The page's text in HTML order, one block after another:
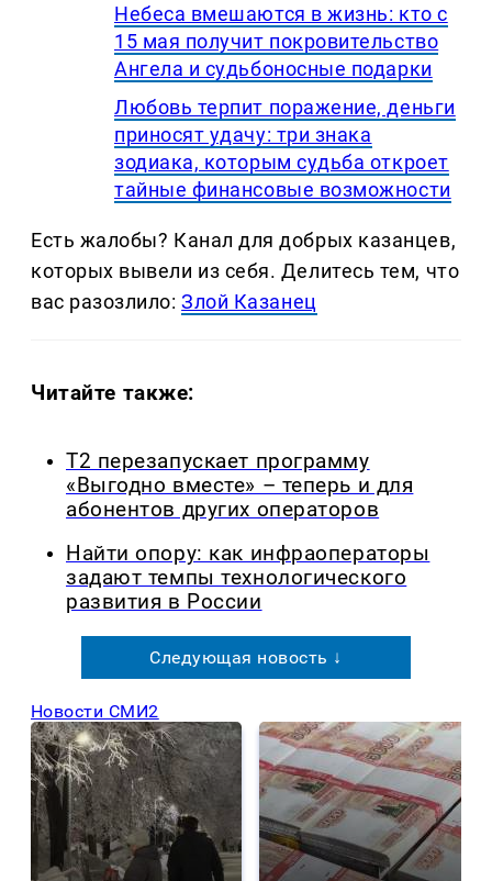
Небеса вмешаются в жизнь: кто с
15 мая получит покровительство
Ангела и судьбоносные подарки
Любовь терпит поражение, деньги
приносят удачу: три знака
зодиака, которым судьба откроет
тайные финансовые возможности
Есть жалобы? Канал для добрых казанцев,
которых вывели из себя. Делитеcь тем, что
вас разозлило:Злой Казанец
Читайте также:
Т2 перезапускает программу
«Выгодно вместе» – теперь и для
абонентов других операторов
Найти опору: как инфраоператоры
задают темпы технологического
развития в России
Следующая новость ↓
Новости СМИ2